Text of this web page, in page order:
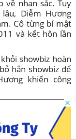
về nhan sắc. Tuy
Diễm Hương
Cô từng bí mật
và kết hôn lần
showbiz hoàn
hẳn showbiz để
khiến công